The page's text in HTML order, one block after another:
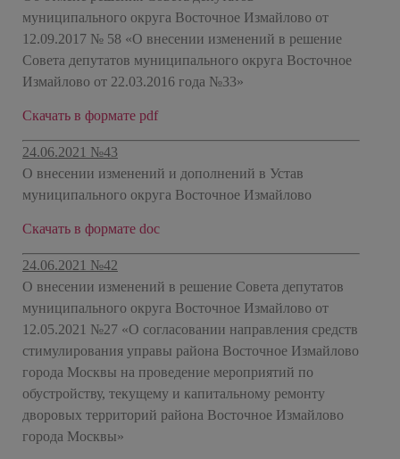
муниципального округа Восточное Измайлово от
12.09.2017 № 58 «О внесении изменений в решение
Совета депутатов муниципального округа Восточное
Измайлово от 22.03.2016 года №33»
Скачать в формате pdf
24.06.2021 №43
О внесении изменений и дополнений в Устав
муниципального округа Восточное Измайлово
Скачать в формате doc
24.06.2021 №42
О внесении изменений в решение Совета депутатов
муниципального округа Восточное Измайлово от
12.05.2021 №27 «О согласовании направления средств
стимулирования управы района Восточное Измайлово
города Москвы на проведение мероприятий по
обустройству, текущему и капитальному ремонту
дворовых территорий района Восточное Измайлово
города Москвы»